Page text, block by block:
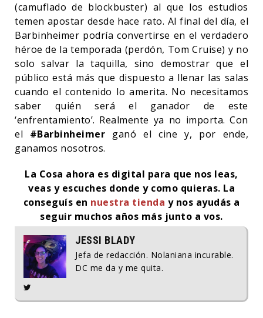
(camuflado de blockbuster) al que los estudios
temen apostar desde hace rato. Al final del día, el
Barbinheimer podría convertirse en el verdadero
héroe de la temporada (perdón, Tom Cruise) y no
solo salvar la taquilla, sino demostrar que el
público está más que dispuesto a llenar las salas
cuando el contenido lo amerita. No necesitamos
saber quién será el ganador de este
‘enfrentamiento’. Realmente ya no importa. Con
el #Barbinheimer ganó el cine y, por ende,
ganamos nosotros.
La Cosa ahora es digital para que nos leas,
veas y escuches donde y como quieras. La
conseguís en nuestra tienda y nos ayudás a
seguir muchos años más junto a vos.
JESSI BLADY
Jefa de redacción. Nolaniana incurable.
DC me da y me quita.